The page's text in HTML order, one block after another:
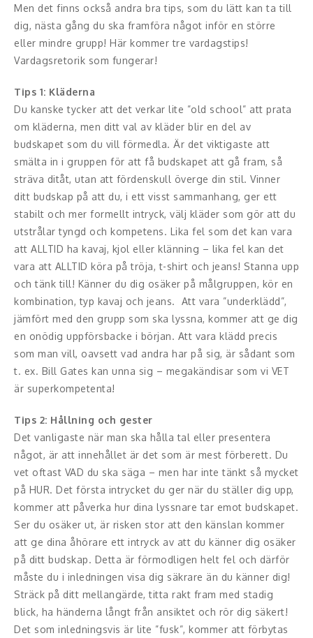
Skådespelare
Alla talare
Alla ämnen
Men det finns också andra bra tips, som du lätt kan ta till
dig, nästa gång du ska framföra något inför en större
eller mindre grupp! Här kommer tre vardagstips!
Vardagsretorik som fungerar!
Tips 1: Kläderna
Du kanske tycker att det verkar lite ”old school” att prata
om kläderna, men ditt val av kläder blir en del av
budskapet som du vill förmedla. Är det viktigaste att
smälta in i gruppen för att få budskapet att gå fram, så
sträva ditåt, utan att fördenskull överge din stil. Vinner
ditt budskap på att du, i ett visst sammanhang, ger ett
stabilt och mer formellt intryck, välj kläder som gör att du
utstrålar tyngd och kompetens. Lika fel som det kan vara
att ALLTID ha kavaj, kjol eller klänning – lika fel kan det
vara att ALLTID köra på tröja, t-shirt och jeans! Stanna upp
och tänk till! Känner du dig osäker på målgruppen, kör en
kombination, typ kavaj och jeans. Att vara ”underklädd”,
jämfört med den grupp som ska lyssna, kommer att ge dig
en onödig uppförsbacke i början. Att vara klädd precis
som man vill, oavsett vad andra har på sig, är sådant som
t. ex. Bill Gates kan unna sig – megakändisar som vi VET
är superkompetenta!
Tips 2: Hållning och gester
Det vanligaste när man ska hålla tal eller presentera
något, är att innehållet är det som är mest förberett. Du
vet oftast VAD du ska säga – men har inte tänkt så mycket
på HUR. Det första intrycket du ger när du ställer dig upp,
kommer att påverka hur dina lyssnare tar emot budskapet.
Ser du osäker ut, är risken stor att den känslan kommer
att ge dina åhörare ett intryck av att du känner dig osäker
på ditt budskap. Detta är förmodligen helt fel och därför
måste du i inledningen visa dig säkrare än du känner dig!
Sträck på ditt mellangärde, titta rakt fram med stadig
blick, ha händerna långt från ansiktet och rör dig säkert!
Det som inledningsvis är lite ”fusk”, kommer att förbytas